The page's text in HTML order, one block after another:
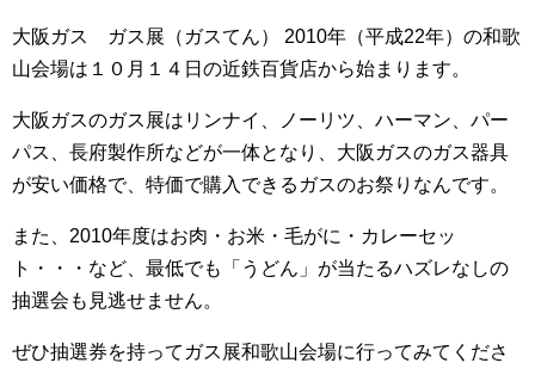
大阪ガス ガス展（ガスてん） 2010年（平成22年）の和歌
山会場は１０月１４日の近鉄百貨店から始まります。
大阪ガスのガス展はリンナイ、ノーリツ、ハーマン、パー
パス、長府製作所などが一体となり、大阪ガスのガス器具
が安い価格で、特価で購入できるガスのお祭りなんです。
また、2010年度はお肉・お米・毛がに・カレーセッ
ト・・・など、最低でも「うどん」が当たるハズレなしの
抽選会も見逃せません。
ぜひ抽選券を持ってガス展和歌山会場に行ってみてくださ